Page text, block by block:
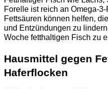
Forelle ist reich an Omega-
Fettsäuren können helfen,
und Entzündungen zu
Woche fetthaltigen Fisch zu
Hausmittel gegen
Haferflocken